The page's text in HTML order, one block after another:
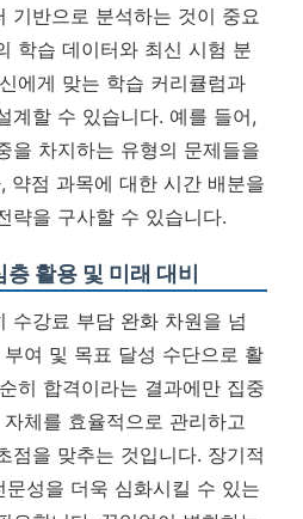
기반으로 분석하는 것이 중요
학습 데이터와 최신 시험 분
에게 맞는 학습 커리큘럼과
계할 수 있습니다. 예를 들어,
을 차지하는 유형의 문제들을
약점 과목에 대한 시간 배분을
략을 구사할 수 있습니다.
활용 및 미래 대비
수강료 부담 완화 차원을 넘
여 및 목표 달성 수단으로 활
히 합격이라는 결과에만 집중
체를 효율적으로 관리하고
점을 맞추는 것입니다. 장기적
성을 더욱 심화시킬 수 있는